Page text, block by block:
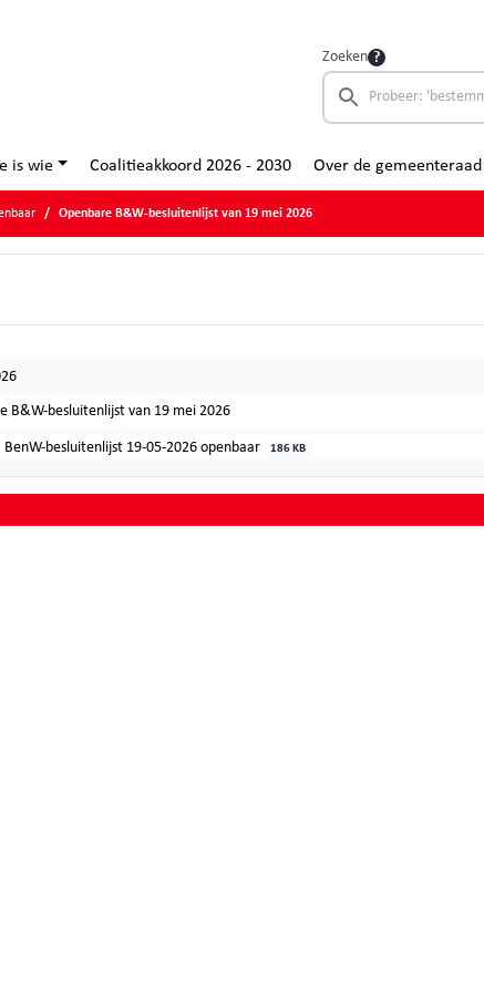
Zoeken
is wie Coalitieakkoord 2026 - 2030 Over de gemeenteraad
Openbare B&W-besluitenlijst van 19 mei 2026
B&W-besluitenlijst van 19 mei 2026
BenW-besluitenlijst 19-05-2026 openbaar 186 KB